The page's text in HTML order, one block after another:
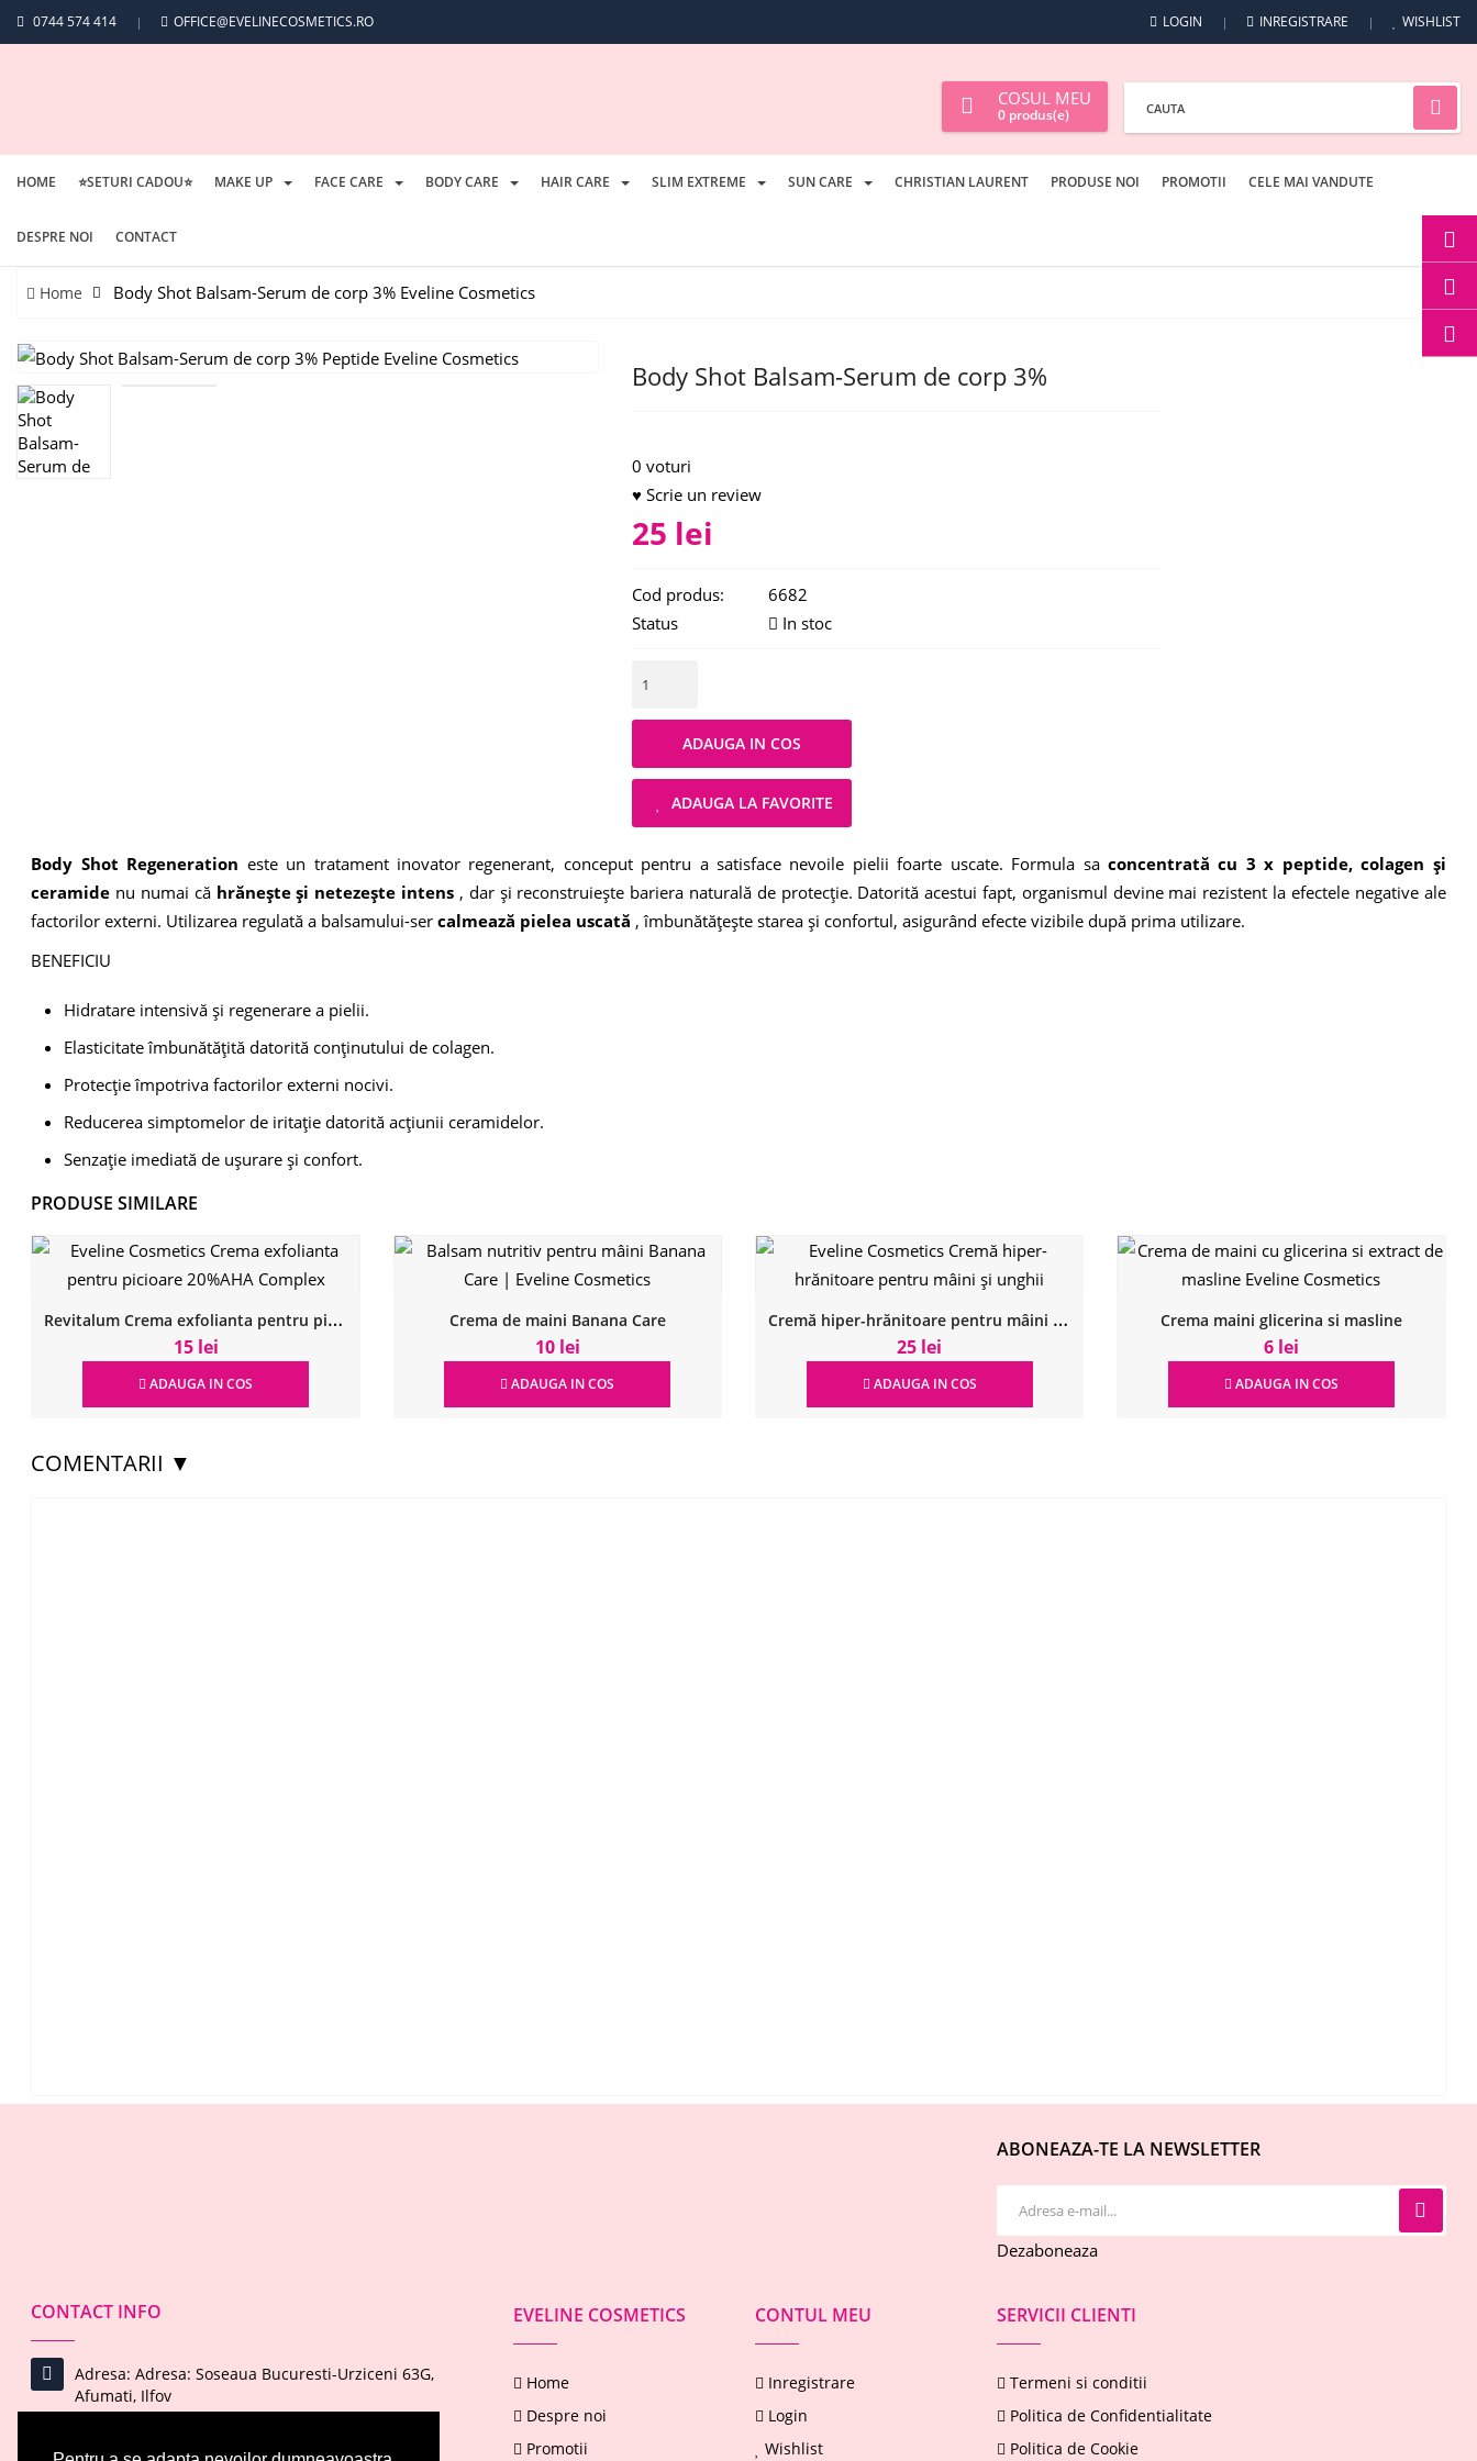
0744 574 414 OFFICE@EVELINECOSMETICS.RO LOGIN INREGISTRARE WISHLIST
COSUL MEU
0 produs(e)
HOME ⭐SETURI CADOU⭐ MAKE UP FACE CARE BODY CARE HAIR CARE SLIM EXTREME SUN CARE CHRISTIAN LAURENT PRODUSE NOI PROMOTII CELE MAI VANDUTE
DESPRE NOI CONTACT
Home Body Shot Balsam-Serum de corp 3% Eveline Cosmetics
Body Shot Balsam-Serum de corp 3%
0 voturi
♥ Scrie un review
25 lei
Cod produs:
6682
Status
In stoc
ADAUGA LA FAVORITE
Body Shot Regeneration este un tratament inovator regenerant, conceput pentru a satisface nevoile pielii foarte uscate. Formula saconcentrată cu 3 x peptide, colagen și
ceramide nu numai că hrănește și netezește intens , dar și reconstruiește bariera naturală de protecție. Datorită acestui fapt, organismul devine mai rezistent la efectele negative ale
factorilor externi. Utilizarea regulată a balsamului-sercalmează pielea uscată , îmbunătățește starea și confortul, asigurând efecte vizibile după prima utilizare.
BENEFICIU
Hidratare intensivă și regenerare a pielii.
Elasticitate îmbunătățită datorită conținutului de colagen.
Protecție împotriva factorilor externi nocivi.
Reducerea simptomelor de iritație datorită acțiunii ceramidelor.
Senzație imediată de ușurare și confort.
PRODUSE SIMILARE
R
evitalum Crema exfolianta pentru picioare 20%AHA Complex
15 lei
ADAUGA IN COS
Crema de maini Banana Care
10 lei
ADAUGA IN COS
C
remă hiper-hrănitoare pentru mâini și unghii
25 lei
ADAUGA IN COS
Crema maini glicerina si masline
6 lei
ADAUGA IN COS
COMENTARII ▼
ABONEAZA-TE LA NEWSLETTER
Dezaboneaza
CONTACT INFO
Adresa: Adresa: Soseaua Bucuresti-Urziceni 63G,
Afumati, Ilfov
EVELINE COSMETICS
Home
Despre noi
Promotii
CONTUL MEU
Inregistrare
Login
Wishlist
SERVICII CLIENTI
Termeni si conditii
Politica de Confidentialitate
Politica de Cookie